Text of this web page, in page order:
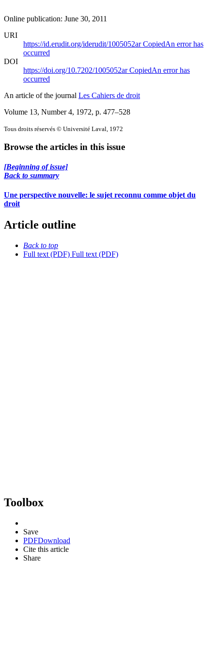
Online publication: June 30, 2011
URI
https://id.erudit.org/iderudit/1005052arCopiedAn error has
occurred
DOI
https://doi.org/10.7202/1005052arCopiedAn error has
occurred
An article of the journal Les Cahiers de droit
Volume 13, Number 4, 1972, p. 477–528
Tous droits réservés © Université Laval, 1972
Browse the articles in this issue
[Beginning of issue]
Back to summary
Une perspective nouvelle: le sujet reconnu comme objet du
droit
Article outline
Back to top
Full text (PDF) Full text (PDF)
Toolbox
Save
PDFDownload
Cite this article
Share